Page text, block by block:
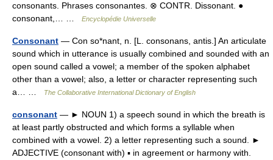
consonants. Phrases consonantes. ⊗ CONTR. Dissonant. ●
consonant,… …
Encyclopédie Universelle
Consonant — Con so*nant, n. [L. consonans, antis.] An articulate
sound which in utterance is usually combined and sounded with an
open sound called a vowel; a member of the spoken alphabet
other than a vowel; also, a letter or character representing such
a… …
The Collaborative International Dictionary of English
consonant — ► NOUN 1) a speech sound in which the breath is
at least partly obstructed and which forms a syllable when
combined with a vowel. 2) a letter representing such a sound. ►
ADJECTIVE (consonant with) ▪ in agreement or harmony with.